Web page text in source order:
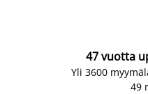
47 vuotta
Yli 3600
49